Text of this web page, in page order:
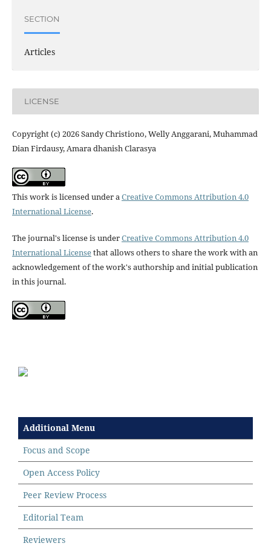
SECTION
Articles
LICENSE
Copyright (c) 2026 Sandy Christiono, Welly Anggarani, Muhammad
Dian Firdausy, Amara dhanish Clarasya
This work is licensed under aCreative Commons Attribution 4.0
International License.
The journal's license is underCreative Commons Attribution 4.0
International Licensethat allows others to share the work with an
acknowledgement of the work's authorship and initial publication
in this journal.
Additional Menu
Focus and Scope
Open Access Policy
Peer Review Process
Editorial Team
Reviewers